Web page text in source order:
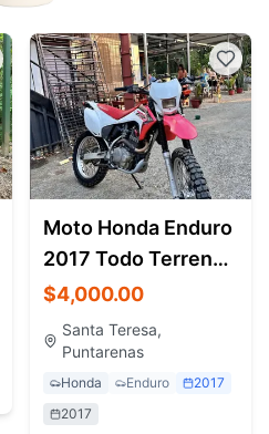
Moto Honda Enduro
2017 Todo Terreno
– Santa Teresa
Costa Rica
$4,000.00
Santa Teresa,
Puntarenas
Honda Enduro
2017
2017